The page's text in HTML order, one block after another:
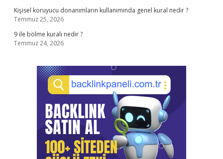
Kişisel koruyucu donanımların kullanımında genel kural nedir ?
Temmuz 25, 2026
9 ile bölme kuralı nedir ?
Temmuz 24, 2026